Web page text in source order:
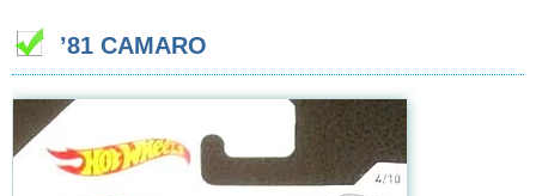
’81 CAMARO